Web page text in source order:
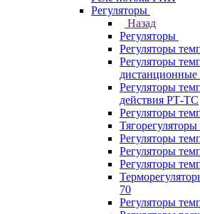
Регуляторы
Назад
Регуляторы
Регуляторы
Регуляторы
Регуляторы
действия РТ-ТС
Регуляторы
Регуляторы
Регуляторы
Регуляторы
70
Регуляторы